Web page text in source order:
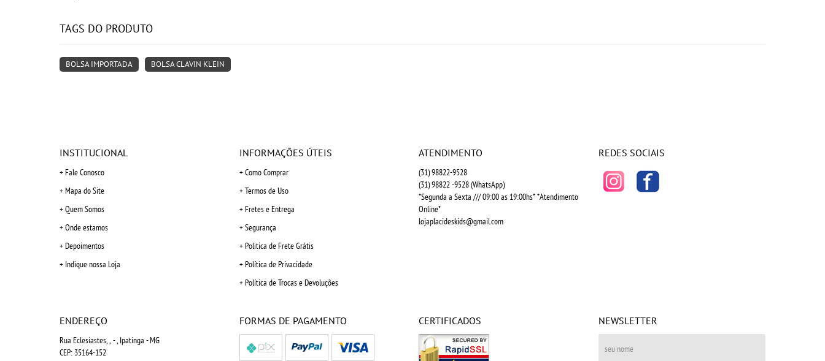
TAGS DO PRODUTO
BOLSA IMPORTADA BOLSA CLAVIN KLEIN
INSTITUCIONAL
Fale Conosco
Mapa do Site
Quem Somos
Onde estamos
Depoimentos
Indique nossa Loja
INFORMAÇÕES ÚTEIS
Como Comprar
Termos de Uso
Fretes e Entrega
Segurança
Politica de Frete Grátis
Política de Privacidade
Política de Trocas e Devoluções
ATENDIMENTO
(31)98822-9528
(31)98822 -9528(WhatsApp)
*Segunda a Sexta /// 09:00 as 19:00hs* *Atendimento
Online*
lojaplacideskids@gmail.com
REDES SOCIAIS
ENDEREÇO
Rua Eclesiastes, , -, Ipatinga -MG
CEP: 35164-152
FORMAS DE PAGAMENTO CERTIFICADOS NEWSLETTER